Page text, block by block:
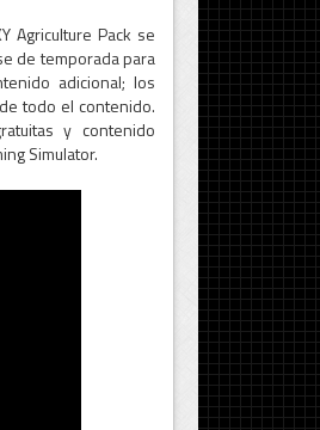
Agriculture Pack se
de temporada para
adicional; los
todo el contenido.
y contenido
Simulator.